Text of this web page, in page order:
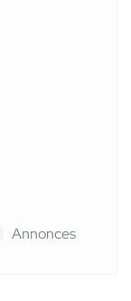
Annonces